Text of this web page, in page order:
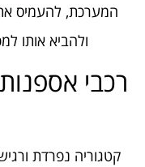
המערכת, להעמיס
ולהביא אותו
קטגוריה נפרדת